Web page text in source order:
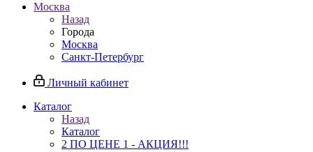
Москва
Назад
Города
Москва
Санкт-Петербург
Личный кабинет
Каталог
Назад
Каталог
2 ПО ЦЕНЕ 1 - АКЦИЯ!!!